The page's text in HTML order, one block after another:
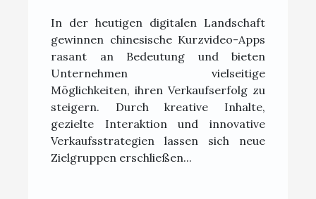
chinesische Kurzvideo-
Apps
In der heutigen digitalen Landschaft
gewinnen chinesische Kurzvideo-Apps
rasant an Bedeutung und bieten
Unternehmen vielseitige
Möglichkeiten, ihren Verkaufserfolg zu
steigern. Durch kreative Inhalte,
gezielte Interaktion und innovative
Verkaufsstrategien lassen sich neue
Zielgruppen erschließen...